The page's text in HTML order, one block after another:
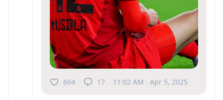
664 17 11:02 AM · Apr 5, 2025